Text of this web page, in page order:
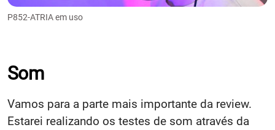
P852-ATRIA em uso
Som
Vamos para a parte mais importante da review.
Estarei realizando os testes de som através da